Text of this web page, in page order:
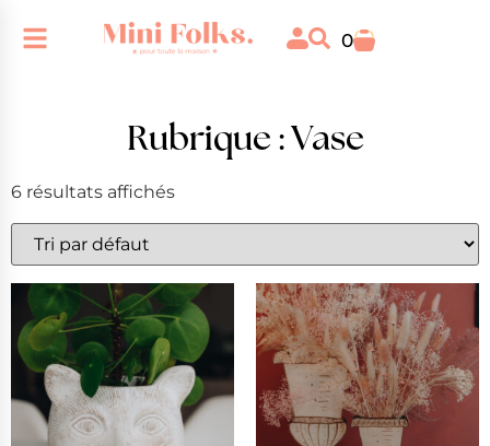
0
Rubrique : Vase
6 résultats affichés